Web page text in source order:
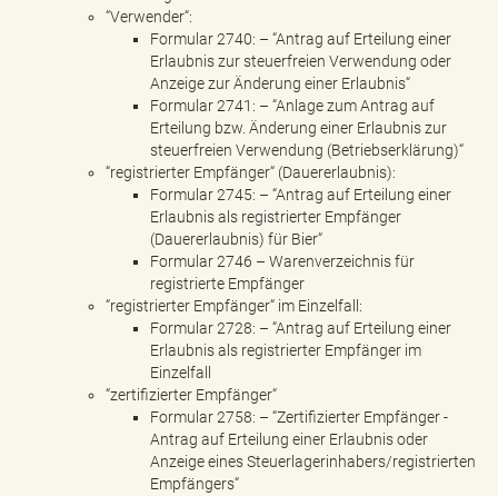
“Verwender“:
Formular 2740: – “Antrag auf Erteilung einer
Erlaubnis zur steuerfreien Verwendung oder
Anzeige zur Änderung einer Erlaubnis“
Formular 2741: – “Anlage zum Antrag auf
Erteilung bzw. Änderung einer Erlaubnis zur
steuerfreien Verwendung (Betriebserklärung)“
“registrierter Empfänger“ (Dauererlaubnis):
Formular 2745: – “Antrag auf Erteilung einer
Erlaubnis als registrierter Empfänger
(Dauererlaubnis) für Bier“
Formular 2746 – Warenverzeichnis für
registrierte Empfänger
“registrierter Empfänger“ im Einzelfall:
Formular 2728: – “Antrag auf Erteilung einer
Erlaubnis als registrierter Empfänger im
Einzelfall
“zertifizierter Empfänger“
Formular 2758: – “Zertifizierter Empfänger -
Antrag auf Erteilung einer Erlaubnis oder
Anzeige eines Steuerlagerinhabers/registrierten
Empfängers“